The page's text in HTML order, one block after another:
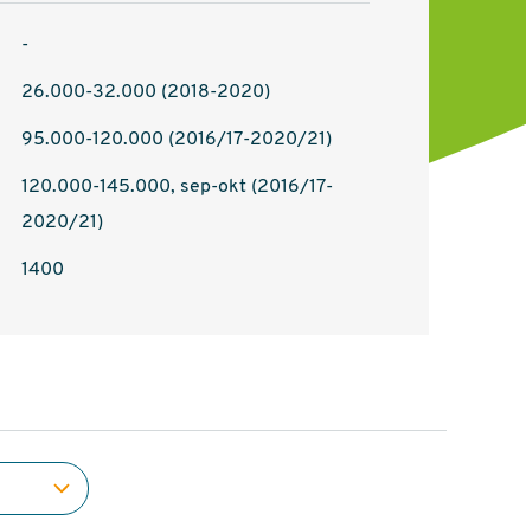
-
26.000-32.000 (2018-2020)
95.000-120.000 (2016/17-2020/21)
120.000-145.000, sep-okt (2016/17-
2020/21)
1400